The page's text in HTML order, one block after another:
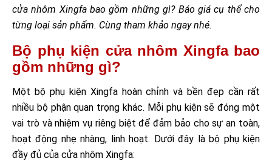
cửa nhôm Xingfa bao gồm những gì? Báo giá cụ thể cho
từng loại sản phẩm. Cùng tham khảo ngay nhé.
Bộ phụ kiện cửa nhôm Xingfa bao
gồm những gì?
Một bộ phụ kiện Xingfa hoàn chỉnh và bền đẹp cần rất
nhiều bộ phận quan trọng khác. Mỗi phụ kiện sẽ đóng một
vai trò và nhiệm vụ riêng biệt để đảm bảo cho sự an toàn,
hoạt động nhẹ nhàng, linh hoạt. Dưới đây là bộ phụ kiện
đầy đủ của cửa nhôm Xingfa: